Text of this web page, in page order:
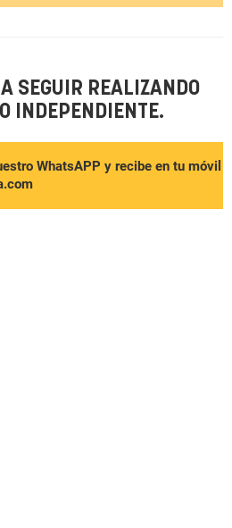
SEGUIR REALIZANDO
INDEPENDIENTE.
WhatsAPP y recibe en tu móvil